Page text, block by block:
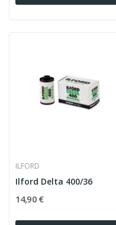
ILFORD
Ilford Delta 400/36
14,90 €